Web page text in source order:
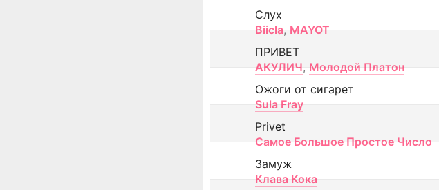
Слух
Biicla, MAYOT
ПРИВЕТ
АКУЛИЧ, Молодой Платон
Ожоги от сигарет
Sula Fray
Privet
Самое Большое Простое Число
Замуж
Клава Кока